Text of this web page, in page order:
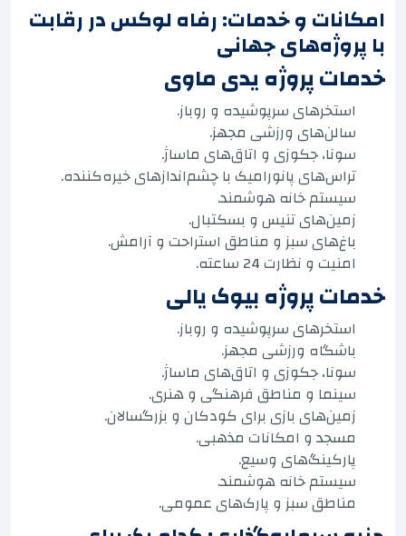
امکانات و خدمات: رفاه لوکس در رقابت
با پروژه‌های جهانی
خدمات پروژه یدی ماوی
استخرهای سرپوشیده و روباز.
سالن‌های ورزشی مجهز.
سونا، جکوزی و اتاق‌های ماساژ.
تراس‌های پانورامیک با چشم‌اندازهای خیره‌کننده.
سیستم خانه هوشمند.
زمین‌های تنیس و بسکتبال.
باغ‌های سبز و مناطق استراحت و آرامش.
امنیت و نظارت 24 ساعته.
خدمات پروژه بیوک یالی
استخرهای سرپوشیده و روباز.
باشگاه ورزشی مجهز.
سونا، جکوزی و اتاق‌های ماساژ.
سینما و مناطق فرهنگی و هنری.
زمین‌های بازی برای کودکان و بزرگسالان.
مسجد و امکانات مذهبی.
پارکینگ‌های وسیع.
سیستم خانه هوشمند.
مناطق سبز و پارک‌های عمومی.